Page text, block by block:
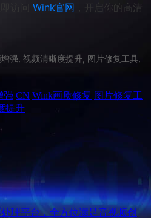
Wink官网 ，开启你的高清
强, 视频清晰度提升, 图片修复工具,
强 CN Wink画质修复 图片修复工
提升
理平台，全方位满足音视频创